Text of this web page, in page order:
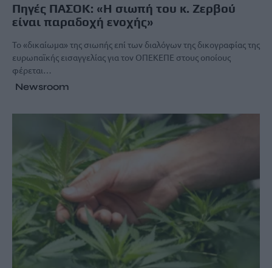
Πηγές ΠΑΣΟΚ: «Η σιωπή του κ. Ζερβού
είναι παραδοχή ενοχής»
Το «δικαίωμα» της σιωπής επί των διαλόγων της δικογραφίας της
ευρωπαϊκής εισαγγελίας για τον ΟΠΕΚΕΠΕ στους οποίους
φέρεται…
Newsroom